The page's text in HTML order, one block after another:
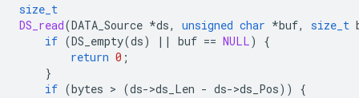
size_t
DS_read(DATA_Source *ds, unsigned char *buf, size_t
if (DS_empty(ds) || buf == NULL)
{
return 0 ;
}
if (bytes > (ds->ds_Len - ds->ds_Pos))
{